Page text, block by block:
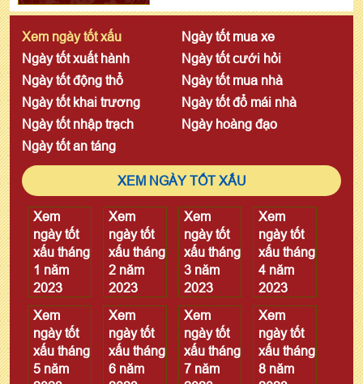
Xem ngày tốt xấu
Ngày tốt mua xe
Ngày tốt xuất hành
Ngày tốt cưới hỏi
Ngày tốt động thổ
Ngày tốt mua nhà
Ngày tốt khai trương
Ngày tốt đổ mái nhà
Ngày tốt nhập trạch
Ngày hoàng đạo
Ngày tốt an táng
XEM NGÀY TỐT XẤU
Xem
ngày tốt
xấu tháng
1 năm
2023
Xem
ngày tốt
xấu tháng
2 năm
2023
Xem
ngày tốt
xấu tháng
3 năm
2023
Xem
ngày tốt
xấu tháng
4 năm
2023
Xem
ngày tốt
xấu tháng
5 năm
Xem
ngày tốt
xấu tháng
6 năm
Xem
ngày tốt
xấu tháng
7 năm
Xem
ngày tốt
xấu tháng
8 năm